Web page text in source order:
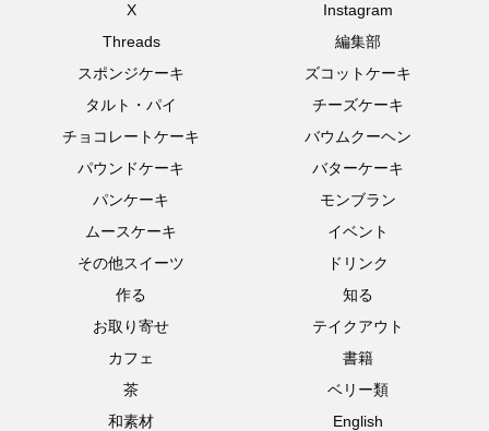
X
Instagram
Threads
編集部
スポンジケーキ
ズコットケーキ
タルト・パイ
チーズケーキ
チョコレートケーキ
バウムクーヘン
パウンドケーキ
バターケーキ
パンケーキ
モンブラン
ムースケーキ
イベント
その他スイーツ
ドリンク
作る
知る
お取り寄せ
テイクアウト
カフェ
書籍
茶
ベリー類
和素材
English